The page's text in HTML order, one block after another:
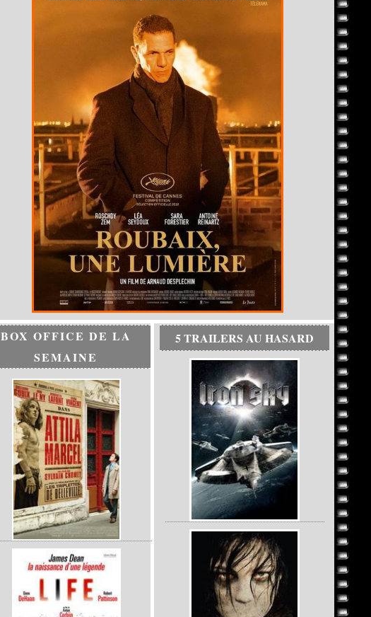
BOX OFFICE DE LA
SEMAINE
5 TRAILERS AU HASARD